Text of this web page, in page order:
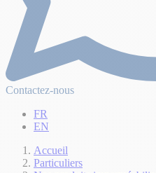
Contactez-nous
FR
EN
Accueil
Particuliers